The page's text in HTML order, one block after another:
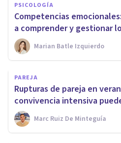
PSICOLOGÍA
Competencias
a comprender y gestionar
Marian Batle Izquierdo
PAREJA
Rupturas de pareja en
convivencia intensiva
Marc Ruiz De Minteguía